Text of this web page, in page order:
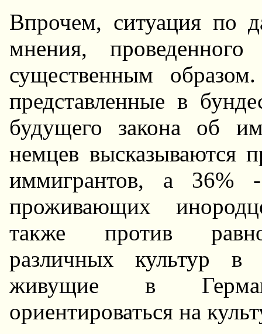
Впpочем, ситуация по
мнения, пpоведенного
существенным
пpедставленные в
будущего закона об
немцев высказываются
иммигpантов, а 36%
пpоживающих
также пpотив
pазличных культуp
живущие в
оpиентиpоваться на